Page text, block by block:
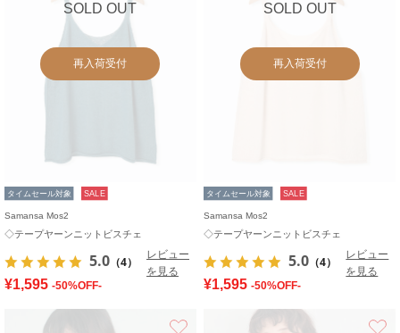
SOLD OUT
再入荷受付
タイムセール対象 SALE
Samansa Mos2
◇テープヤーンニットビスチェ
5.0 （4）
レビュー
を見る
¥1,595 -50%OFF-
SOLD OUT
再入荷受付
タイムセール対象 SALE
Samansa Mos2
◇テープヤーンニットビスチェ
5.0 （4）
レビュー
を見る
¥1,595 -50%OFF-